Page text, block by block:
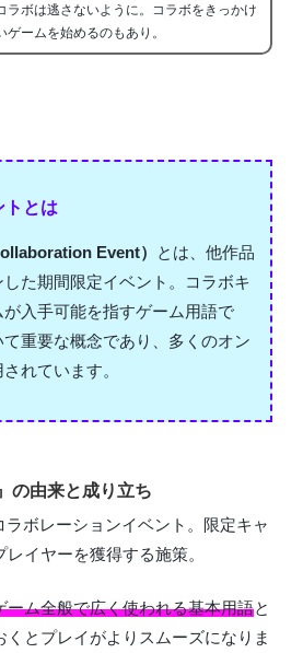
ラボは逃さないように。コラボをきっかけ
ゲームを始めるのもあり。
トとは
Event）
とは、他作品
た期間限定イベント。コラボキ
入手可能を指すゲーム用語で
重要な概念であり、多くのオン
れています。
の由来と成り立ち
ボレーションイベント。限定キャ
イヤーを獲得する施策。
ーム全般で広く使われる基本用語と
くとプレイがよりスムーズになりま